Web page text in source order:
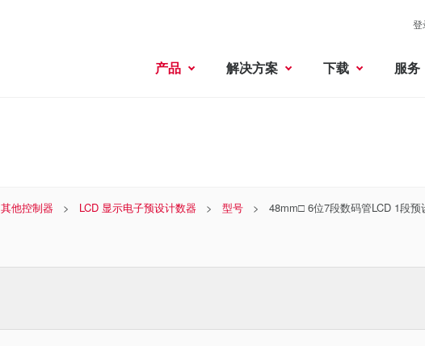
登
产品 解决方案 下载 服务
其他控制器 LCD 显示电子预设计数器 型号 48mm□ 6位7段数码管LCD 1段预